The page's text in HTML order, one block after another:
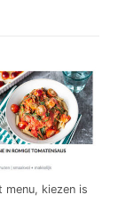
menu, kiezen is